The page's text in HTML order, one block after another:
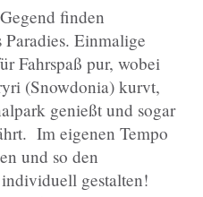
finden
Einmalige
Fahrspaß pur, wobei
(Snowdonia) kurvt,
genießt und sogar
Im eigenen Tempo
und so den
gestalten!